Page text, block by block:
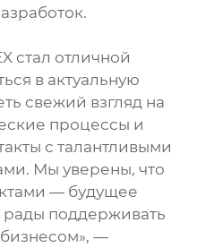
стал отличной
в актуальную
свежий взгляд на
процессы и
с талантливыми
Мы уверены, что
— будущее
рады поддерживать
—